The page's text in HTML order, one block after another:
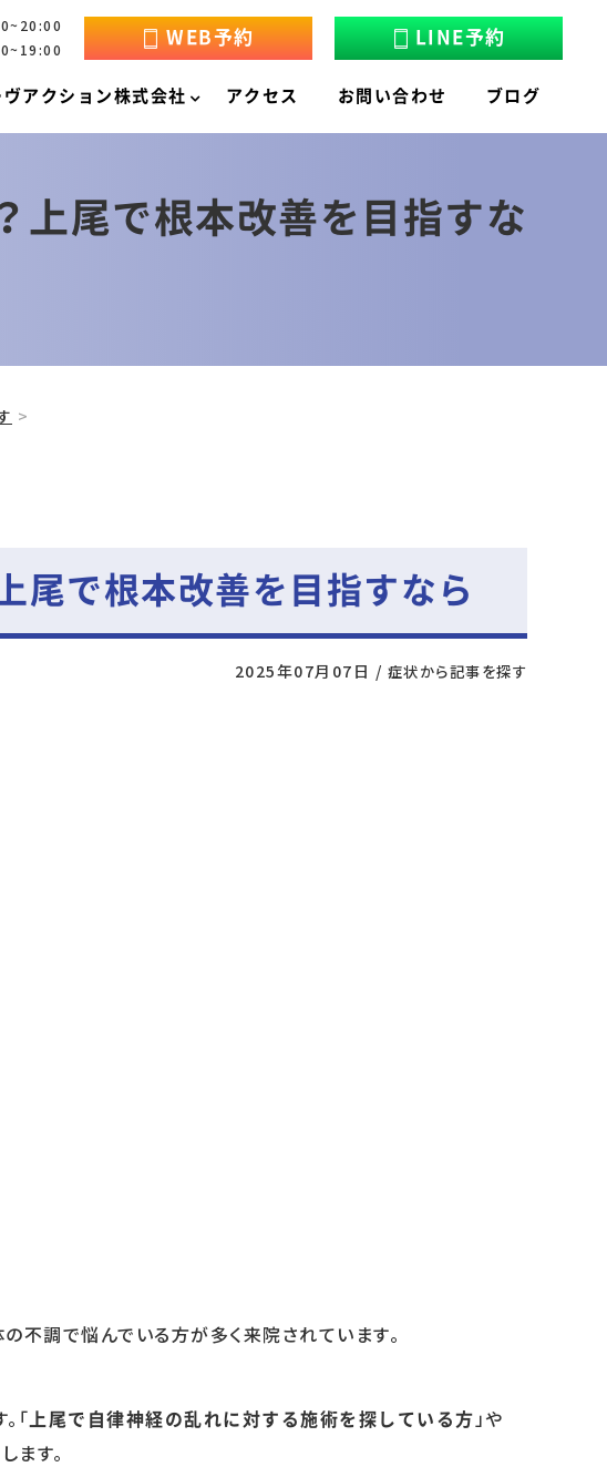
WEB予約 LINE予約
ヴアクション株式会社 アクセス お問い合わせ ブログ
上尾で根本改善を目指すな
尾で根本改善を目指すなら
2025年07月07日 / 症状から記事を探す
不調で悩んでいる方が多く来院されています。
「 上尾で自律神経の乱れに対する施術を探している方 」や
ます。